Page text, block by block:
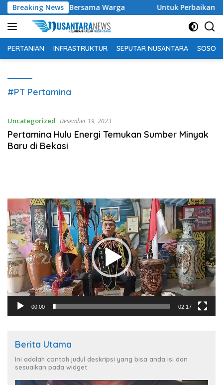
Langsung
ke
konten
Breaking News
Senam Bersama Warga Untuk Perbaikan Bangsa ke
PERTANIAN INFRASTRUKTUR SEPUTAR NUSANTARA SOSOK
#PT Pertamina
Uncategorized Desember 19, 2023
Pertamina Hulu Energi Temukan Sumber Minyak
Baru di Bekasi
Pemutar
Video
00:00 02:17
Berita Utama
Ini adalah contoh judul deskripsi yang bisa anda isi dan
sesuaikan pada widget